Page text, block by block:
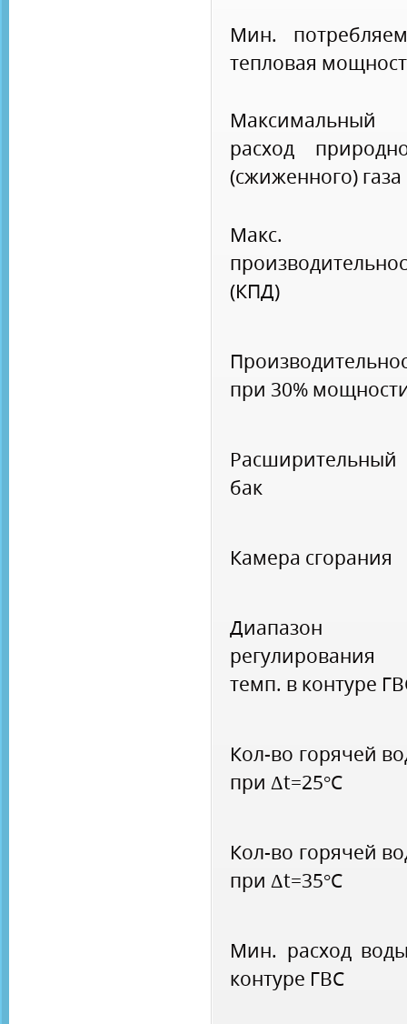
Мин.
тепловая
Максимальный
расход
(сжиженного) газа
Макс.
(КПД)
при 30%
Расширительный
бак
Камера сгорания
Диапазон
регулирования
темп. в контуре
Кол-во горячей
при Δt=25°С
Кол-во горячей
при Δt=35°С
Мин. расход
контуре ГВС